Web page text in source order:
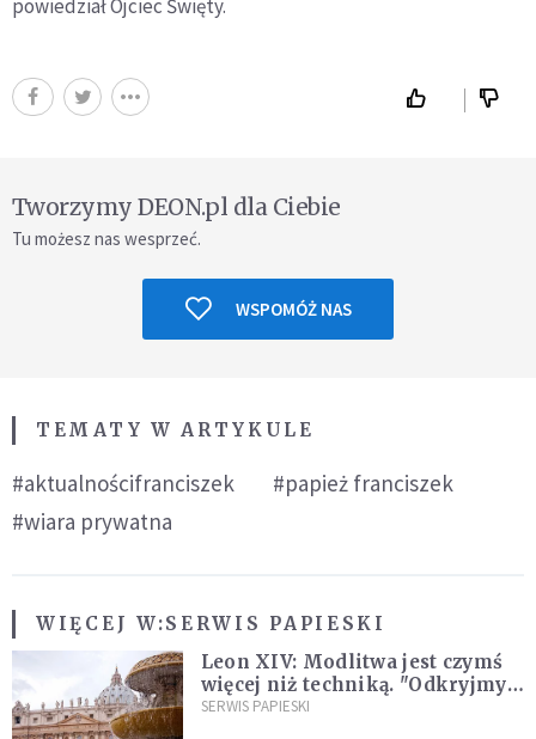
powiedział Ojciec Święty.
Tworzymy DEON.pl dla Ciebie
Tu możesz nas wesprzeć.
WSPOMÓŻ NAS
TEMATY W ARTYKULE
#aktualnościfranciszek
#papież franciszek
#wiara prywatna
WIĘCEJ W:SERWIS PAPIESKI
Leon XIV: Modlitwa jest czymś
więcej niż techniką. "Odkryjmy
ją na nowo"
SERWIS PAPIESKI